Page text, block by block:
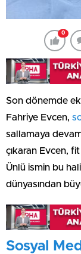
0
Son dönemde
Fahriye Evcen,
sallamaya
çıkaran Evcen,
Ünlü ismin bu
dünyasından
Sosyal